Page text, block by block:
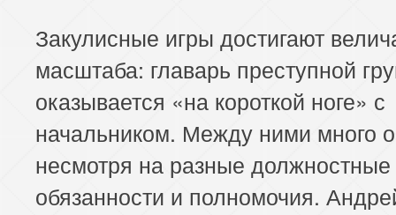
Закулисные игры достигают
масштаба: главарь преступной
оказывается «на короткой ноге» с
начальником. Между ними много
несмотря на разные должностные
обязанности и полномочия.